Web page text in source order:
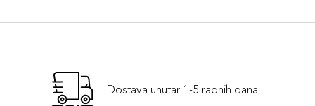
Dostava unutar 1-5 radnih dana